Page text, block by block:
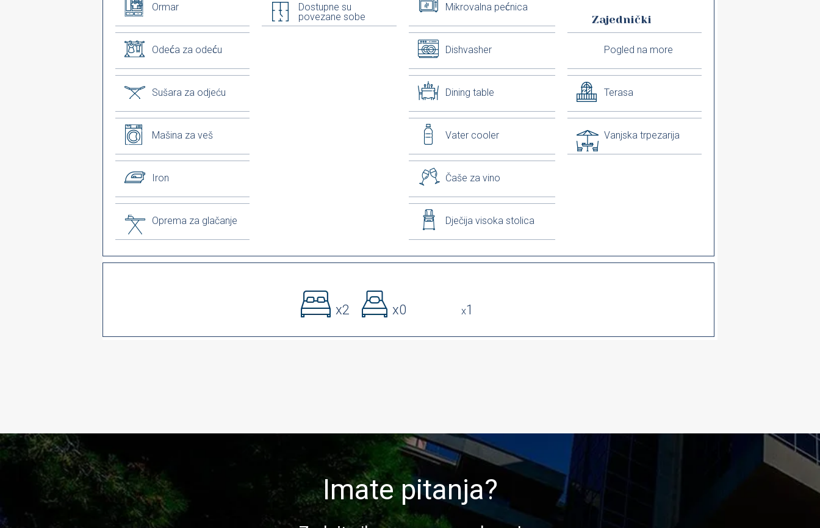
Ormar
Odeća za odeću
Sušara za odjeću
Mašina za veš
Iron
Oprema za glačanje
Dostupne su
povezane sobe
Mikrovalna pećnica
Dishvasher
Dining table
Vater cooler
Čaše za vino
Dječija visoka stolica
Zajednički
Pogled na more
Terasa
Vanjska trpezarija
x2 x0 x1
Imate pitanja?